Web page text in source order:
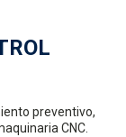
preventivo,
CNC.